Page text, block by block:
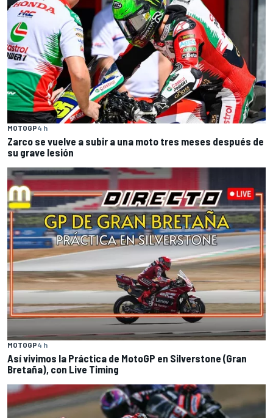
MOTOGP4 h
Zarco se vuelve a subir a una moto tres meses después de
su grave lesión
MOTOGP4 h
Así vivimos la Práctica de MotoGP en Silverstone (Gran
Bretaña), con Live Timing